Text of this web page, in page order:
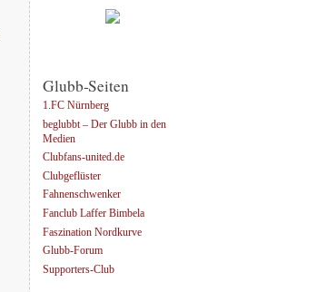
Glubb-Seiten
1.FC Nürnberg
beglubbt – Der Glubb in den
Medien
Clubfans-united.de
Clubgeflüster
Fahnenschwenker
Fanclub Laffer Bimbela
Faszination Nordkurve
Glubb-Forum
Supporters-Club